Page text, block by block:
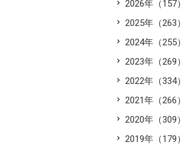
2026年（157）
2025年（263）
2024年（255）
2023年（269）
2022年（334）
2021年（266）
2020年（309）
2019年（179）